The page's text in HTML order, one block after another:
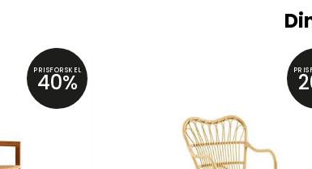
PRISFORSKEL
40%